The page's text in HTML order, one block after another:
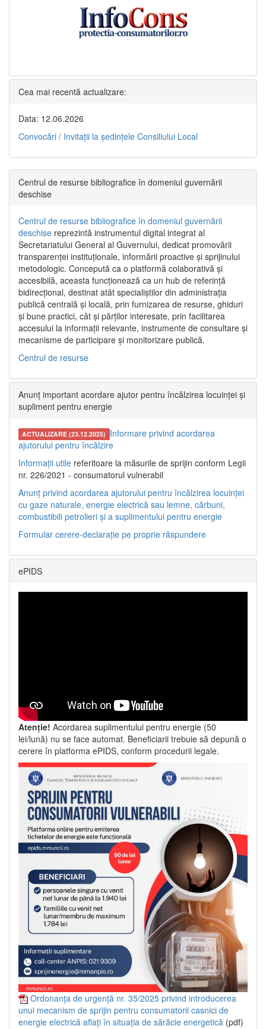
Cea mai recentă actualizare:
Data: 12.06.2026
Convocări / Invitaţii la şedinţele Consiliului Local
Centrul de resurse bibliografice în domeniul guvernării
deschise
Centrul de resurse bibliografice în domeniul guvernării
deschise reprezintă instrumentul digital integrat al
Secretariatului General al Guvernului, dedicat promovării
transparenței instituționale, informării proactive și sprijinului
metodologic. Concepută ca o platformă colaborativă și
accesibilă, aceasta funcționează ca un hub de referință
bidirecțional, destinat atât specialiștilor din administrația
publică centrală și locală, prin furnizarea de resurse, ghiduri
și bune practici, cât și părților interesate, prin facilitarea
accesului la informații relevante, instrumente de consultare și
mecanisme de participare și monitorizare publică.
Centrul de resurse
Anunț important acordare ajutor pentru încălzirea locuinței și
supliment pentru energie
ACTUALIZARE (23.12.2025) Informare privind acordarea
ajutorului pentru încălzire
Informații utile referitoare la măsurile de sprijin conform Legii
nr. 226/2021 - consumatorul vulnerabil
Anunț privind acordarea ajutorului pentru încălzirea locuinței
cu gaze naturale, energie electrică sau lemne, cărbuni,
combustibili petrolieri și a suplimentului pentru energie
Formular cerere-declarație pe proprie răspundere
ePIDS
Atenție! Acordarea suplimentului pentru energie (50
lei/lună) nu se face automat. Beneficiarii trebuie să depună o
cerere în platforma ePIDS, conform procedurii legale.
Ordonanța de urgență nr. 35/2025 privind introducerea
unui mecanism de sprijin pentru consumatorii casnici de
energie electrică aflați în situația de sărăcie energetică (pdf)